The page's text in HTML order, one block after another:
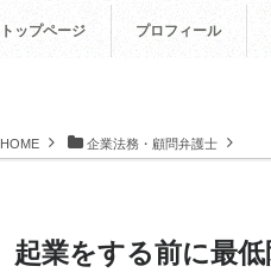
HOME 企業法務・顧問弁護士
起業をする前に最
トップページ プロフィール